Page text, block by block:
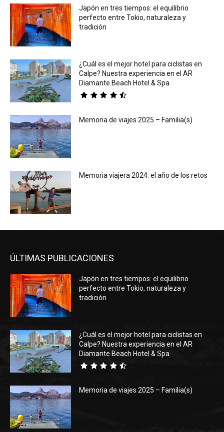
Japón en tres tiempos: el equilibrio
perfecto entre Tokio, naturaleza y
tradición
¿Cuál es el mejor hotel para ciclistas en
Calpe? Nuestra experiencia en el AR
Diamante Beach Hotel & Spa
Memoria de viajes 2025 – Familia(s)
Memoria viajera 2024: el año de los retos
ÚLTIMAS PUBLICACIONES
Japón en tres tiempos: el equilibrio
perfecto entre Tokio, naturaleza y
tradición
¿Cuál es el mejor hotel para ciclistas en
Calpe? Nuestra experiencia en el AR
Diamante Beach Hotel & Spa
Memoria de viajes 2025 – Familia(s)